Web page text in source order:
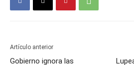
Artículo anterior
Gobierno ignora las